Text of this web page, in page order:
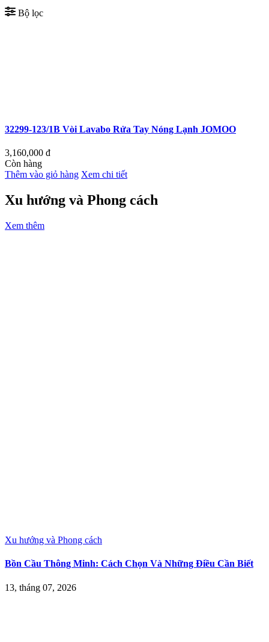
Bộ lọc
32299-123/1B Vòi Lavabo Rửa Tay Nóng Lạnh JOMOO
3,160,000 đ
Còn hàng
Thêm vào giỏ hàng Xem chi tiết
Xu hướng và Phong cách
Xem thêm
Xu hướng và Phong cách
Bồn Cầu Thông Minh: Cách Chọn Và Những Điều Cần Biết
13, tháng 07, 2026